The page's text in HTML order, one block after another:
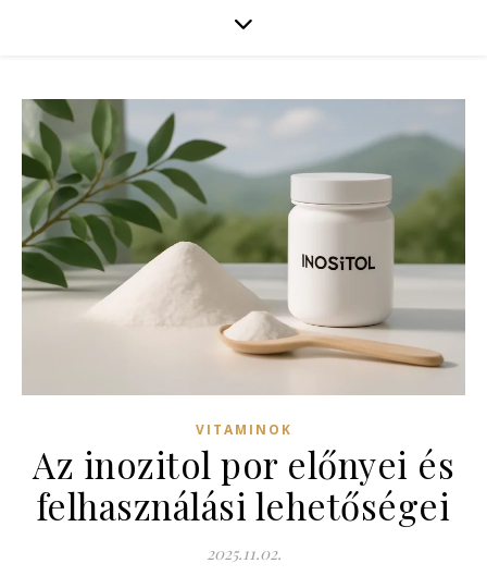
VITAMINOK
Az inozitol por előnyei és
felhasználási lehetőségei
2025.11.02.